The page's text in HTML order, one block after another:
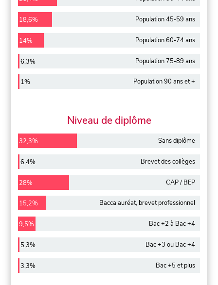
18,6% Population 45-59 ans
14% Population 60-74 ans
6,3% Population 75-89 ans
1% Population 90 ans et +
Niveau de diplôme
32,3% Sans diplôme
6,4% Brevet des collèges
28% CAP / BEP
15,2% Baccalauréat, brevet professionnel
9,5% Bac +2 à Bac +4
5,3% Bac +3 ou Bac +4
3,3% Bac +5 et plus